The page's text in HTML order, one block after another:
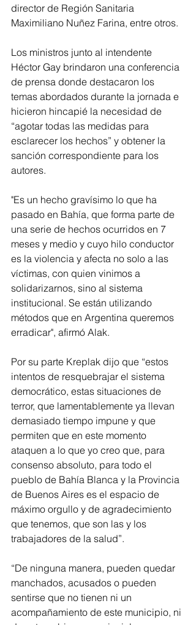
director de Región Sanitaria
Maximiliano Nuñez Farina, entre otros.
Los ministros junto al intendente
Héctor Gay brindaron una conferencia
de prensa donde destacaron los
temas abordados durante la jornada e
hicieron hincapié la necesidad de
“agotar todas las medidas para
esclarecer los hechos” y obtener la
sanción correspondiente para los
autores.
"Es un hecho gravísimo lo que ha
pasado en Bahía, que forma parte de
una serie de hechos ocurridos en 7
meses y medio y cuyo hilo conductor
es la violencia y afecta no solo a las
víctimas, con quien vinimos a
solidarizarnos, sino al sistema
institucional. Se están utilizando
métodos que en Argentina queremos
erradicar", afirmó Alak.
Por su parte Kreplak dijo que “estos
intentos de resquebrajar el sistema
democrático, estas situaciones de
terror, que lamentablemente ya llevan
demasiado tiempo impune y que
permiten que en este momento
ataquen a lo que yo creo que, para
consenso absoluto, para todo el
pueblo de Bahía Blanca y la Provincia
de Buenos Aires es el espacio de
máximo orgullo y de agradecimiento
que tenemos, que son las y los
trabajadores de la salud”.
“De ninguna manera, pueden quedar
manchados, acusados o pueden
sentirse que no tienen ni un
acompañamiento de este municipio, ni